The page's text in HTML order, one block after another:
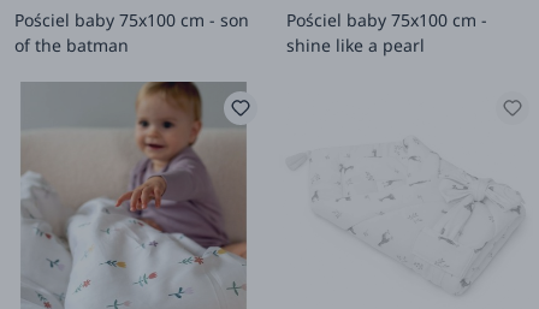
Pościel baby 75x100 cm - son
of the batman
Pościel baby 75x100 cm -
shine like a pearl